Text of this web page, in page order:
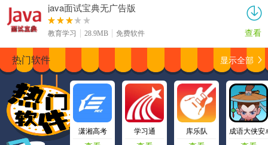
java面试宝典无广告版
教育学习 28.9MB 免费软件 查看
热门软件 显示全部
潇湘高考 学习通 库乐队 成语大侠安